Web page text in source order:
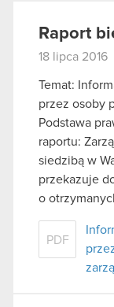
Raport
18 lipca 2016
Temat:
przez osoby
Podstawa
raportu:
siedzibą w
przekazuje
o
PDF